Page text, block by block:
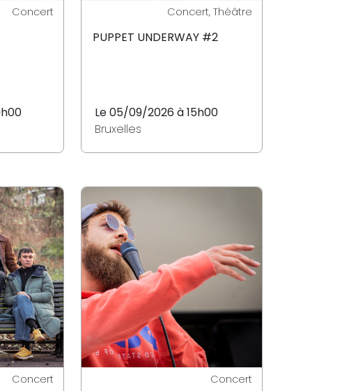
Concert Concert, Théâtre
PUPPET UNDERWAY #2
Le 05/09/2026 à 15h00
Bruxelles
Concert Concert